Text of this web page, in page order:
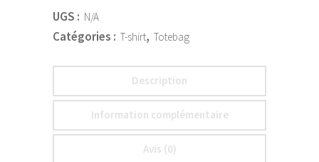
UGS : N/A
Catégories : T-shirt, Totebag
Description
Information complémentaire
Avis (0)